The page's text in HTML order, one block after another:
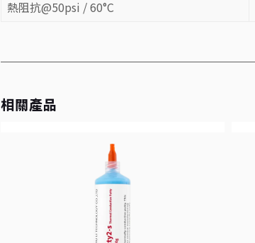
熱阻抗@50psi / 60°C
相關產品